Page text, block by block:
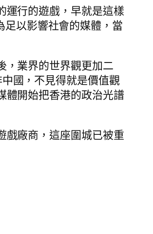
運行的遊戲，早就是這樣
以影響社會的媒體，當
，業界的世界觀更加二
國，不見得就是價值觀
體開始把香港的政治光譜
戲廠商，這座圍城已被重